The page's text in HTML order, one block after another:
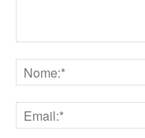
Nome
Email